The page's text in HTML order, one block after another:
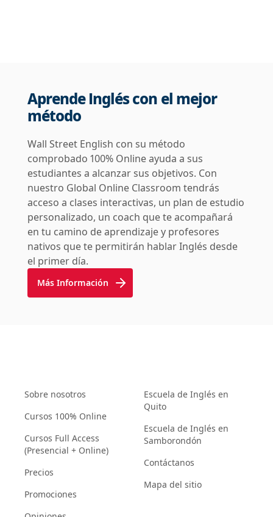
Aprende Inglés con el mejor
método
Wall Street English con su método
comprobado 100% Online ayuda a sus
estudiantes a alcanzar sus objetivos. Con
nuestro Global Online Classroom tendrás
acceso a clases interactivas, un plan de estudio
personalizado, un coach que te acompañará
en tu camino de aprendizaje y profesores
nativos que te permitirán hablar Inglés desde
el primer día.
Más Información
Sobre nosotros
Cursos 100% Online
Cursos Full Access
(Presencial + Online)
Precios
Promociones
Escuela de Inglés en
Quito
Escuela de Inglés en
Samborondón
Contáctanos
Mapa del sitio